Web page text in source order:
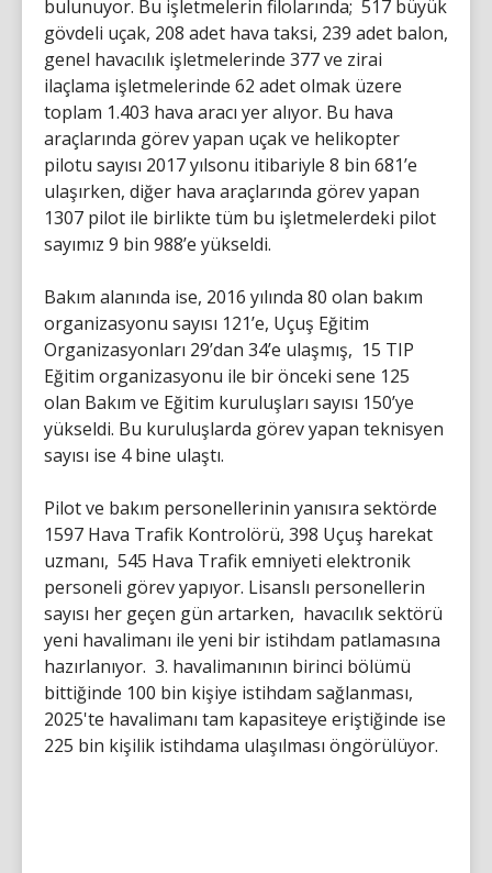
bulunuyor. Bu işletmelerin filolarında; 517 büyük
gövdeli uçak, 208 adet hava taksi, 239 adet balon,
genel havacılık işletmelerinde 377 ve zirai
ilaçlama işletmelerinde 62 adet olmak üzere
toplam 1.403 hava aracı yer alıyor. Bu hava
araçlarında görev yapan uçak ve helikopter
pilotu sayısı 2017 yılsonu itibariyle 8 bin 681’e
ulaşırken, diğer hava araçlarında görev yapan
1307 pilot ile birlikte tüm bu işletmelerdeki pilot
sayımız 9 bin 988’e yükseldi.
Bakım alanında ise, 2016 yılında 80 olan bakım
organizasyonu sayısı 121’e, Uçuş Eğitim
Organizasyonları 29’dan 34’e ulaşmış, 15 TIP
Eğitim organizasyonu ile bir önceki sene 125
olan Bakım ve Eğitim kuruluşları sayısı 150’ye
yükseldi. Bu kuruluşlarda görev yapan teknisyen
sayısı ise 4 bine ulaştı.
Pilot ve bakım personellerinin yanısıra sektörde
1597 Hava Trafik Kontrolörü, 398 Uçuş harekat
uzmanı, 545 Hava Trafik emniyeti elektronik
personeli görev yapıyor. Lisanslı personellerin
sayısı her geçen gün artarken, havacılık sektörü
yeni havalimanı ile yeni bir istihdam patlamasına
hazırlanıyor. 3. havalimanının birinci bölümü
bittiğinde 100 bin kişiye istihdam sağlanması,
2025'te havalimanı tam kapasiteye eriştiğinde ise
225 bin kişilik istihdama ulaşılması öngörülüyor.